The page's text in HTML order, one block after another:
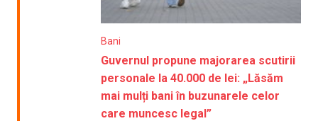
Bani
Guvernul propune majorarea scutirii
personale la 40.000 de lei: „Lăsăm
mai mulți bani în buzunarele celor
care muncesc legal”